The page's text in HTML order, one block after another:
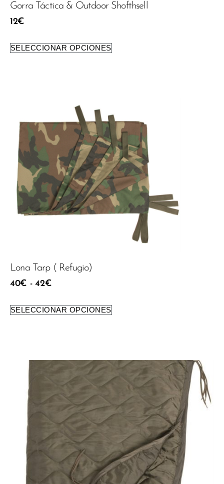
Gorra Táctica & Outdoor Shofthsell
12€
SELECCIONAR OPCIONES
Lona Tarp ( Refugio)
40€ - 42€
SELECCIONAR OPCIONES